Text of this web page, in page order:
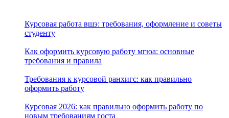
Курсовая работа вшэ: требования, оформление и советы
студенту
Как оформить курсовую работу мгюа: основные
требования и правила
Требования к курсовой ранхигс: как правильно
оформить работу
Курсовая 2026: как правильно оформить работу по
новым требованиям госта